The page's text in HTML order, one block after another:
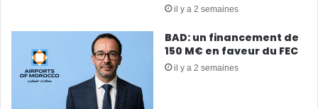
il y a 2 semaines
BAD: un financement de
150 M€ en faveur du FEC
il y a 2 semaines